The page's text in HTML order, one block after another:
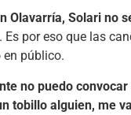
Olavarría, Solari no
. Es por eso que las
público.
no puedo
tobillo alguien, me